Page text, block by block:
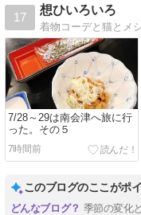
17
想ひいろいろ
7/28～29は南会津へ旅に行
った。その５
7時間前
このブログのここがポ
季節の変化